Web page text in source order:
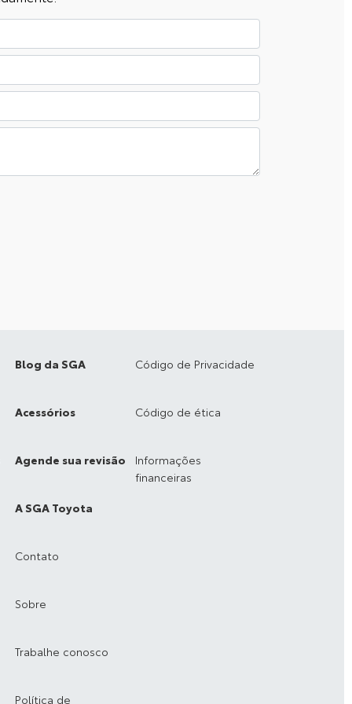
Blog da SGA
Acessórios
Agende sua revisão
A SGA Toyota
Contato
Sobre
Trabalhe conosco
Política de
Código de Privacidade
Código de ética
Informações
financeiras